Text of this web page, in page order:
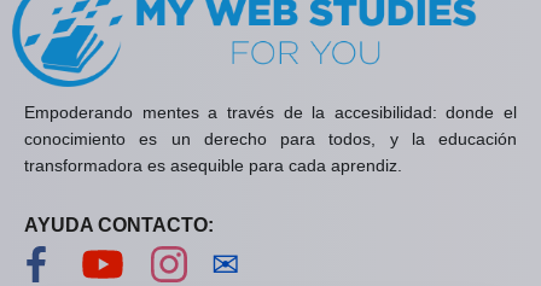
Empoderando mentes a través de la accesibilidad: donde el
conocimiento es un derecho para todos, y la educación
transformadora es asequible para cada aprendiz.
AYUDA CONTACTO:
Visítanos en Facebook
Visítanos en YouTube
Visítanos en Instagram
✉